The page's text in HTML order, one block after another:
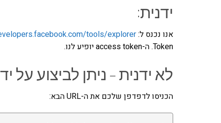
ידנית:
אנו נכנס ל:tools/explorer
Token. ה-access token יופיע לנו.
לא ידנית – ניתן לביצוע על
הכניסו לדפדפן שלכם את ה-URL הבא: